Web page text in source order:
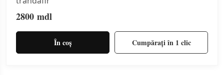
2800 mdl
În coș Cumpărați în 1 clic